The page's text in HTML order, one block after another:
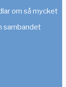
om så mycket
sambandet